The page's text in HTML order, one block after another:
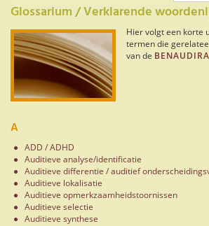
Glossarium / Verklarende
Hier volgt een korte
termen die
van de BENAUDIRA
A
ADD / ADHD
Auditieve analyse/identificatie
Auditieve differentie / auditief
Auditieve lokalisatie
Auditieve opmerkzaamheidstoornissen
Auditieve selectie
Auditieve synthese